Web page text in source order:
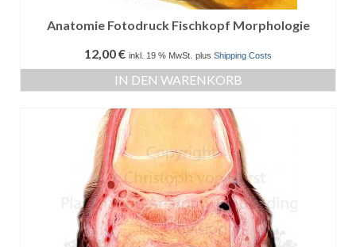
Anatomie Fotodruck Fischkopf Morphologie
12,00€ inkl. 19 % MwSt. plus Shipping Costs
IN DEN WARENKORB